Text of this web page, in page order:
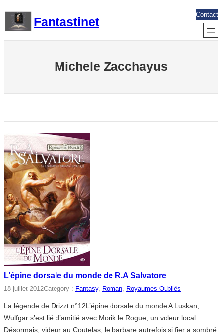
contenu
Fantastinet
Contact
Michele Zacchayus
L’épine dorsale du monde de R.A Salvatore
18 juillet 2012Category : Fantasy, Roman, Royaumes Oubliés
La légende de Drizzt n°12L’épine dorsale du monde A Luskan,
Wulfgar s’est lié d’amitié avec Morik le Rogue, un voleur local.
Désormais, videur au Coutelas, le barbare autrefois si fier a sombré